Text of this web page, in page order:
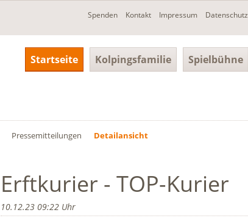
Navigation
Spenden Kontakt Impressum Datenschutz
Navigation
überspringen
Startseite Kolpingsfamilie Spielbühne
Pressemitteilungen Detailansicht
Erftkurier - TOP-Kurier
10.12.23 09:22